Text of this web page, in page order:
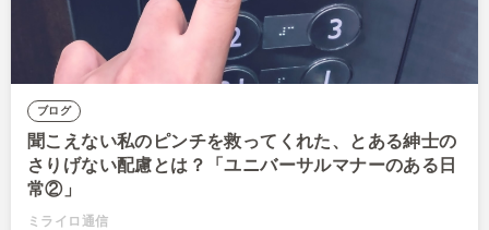
ブログ
聞こえない私のピンチを救ってくれた、とある紳士の
さりげない配慮とは？「ユニバーサルマナーのある日
常②」
ミライロ通信